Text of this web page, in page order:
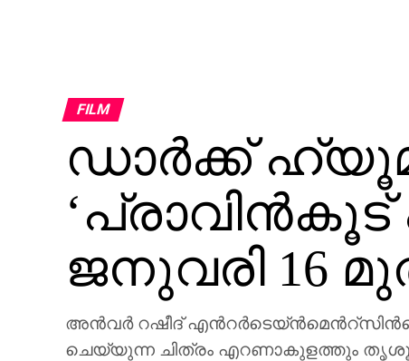
FILM
ഡാർക്ക്‌
‘പ്രാവിൻകൂട്
ജനുവരി 16
അൻവർ റഷീദ് എന്‍റർടെയ്ൻമെന്‍റ്സിന്‍റെ
ചെയ്യുന്ന ചിത്രം എറണാകുളത്തും